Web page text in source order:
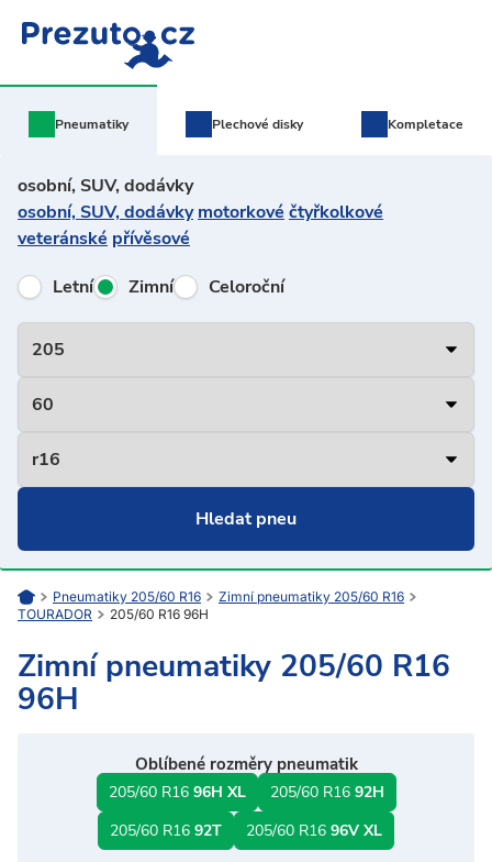
Pneumatiky Plechovédisky Kompletace
osobní, SUV, dodávky
osobní, SUV, dodávky motorkové čtyřkolkové
veteránské přívěsové
Letní
Zimní Celoroční
Pneumatiky 205/60 R16
Zimní pneumatiky 205/60 R16
TOURADOR
205/60 R16 96H
Zimní pneumatiky 205/60 R16
96H
Oblíbené rozměry pneumatik
205/60 R1696H XL 205/60 R1692H
205/60 R16 92T 205/60 R16 96V XL